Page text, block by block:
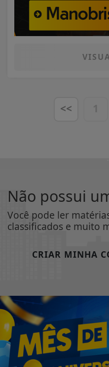
<< 1
Não possui
Você pode ler
classificados e muito
CRIAR MINHA